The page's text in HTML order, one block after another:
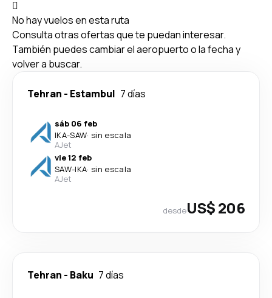
No hay vuelos en esta ruta
Consulta otras ofertas que te puedan interesar.
También puedes cambiar el aeropuerto o la fecha y
volver a buscar.
Tehran - Estambul 7 días
sáb 06 feb
IKA-SAW· sin escala
AJet
vie 12 feb
SAW-IKA· sin escala
AJet
desdeUS$ 206
Tehran - Baku 7 días